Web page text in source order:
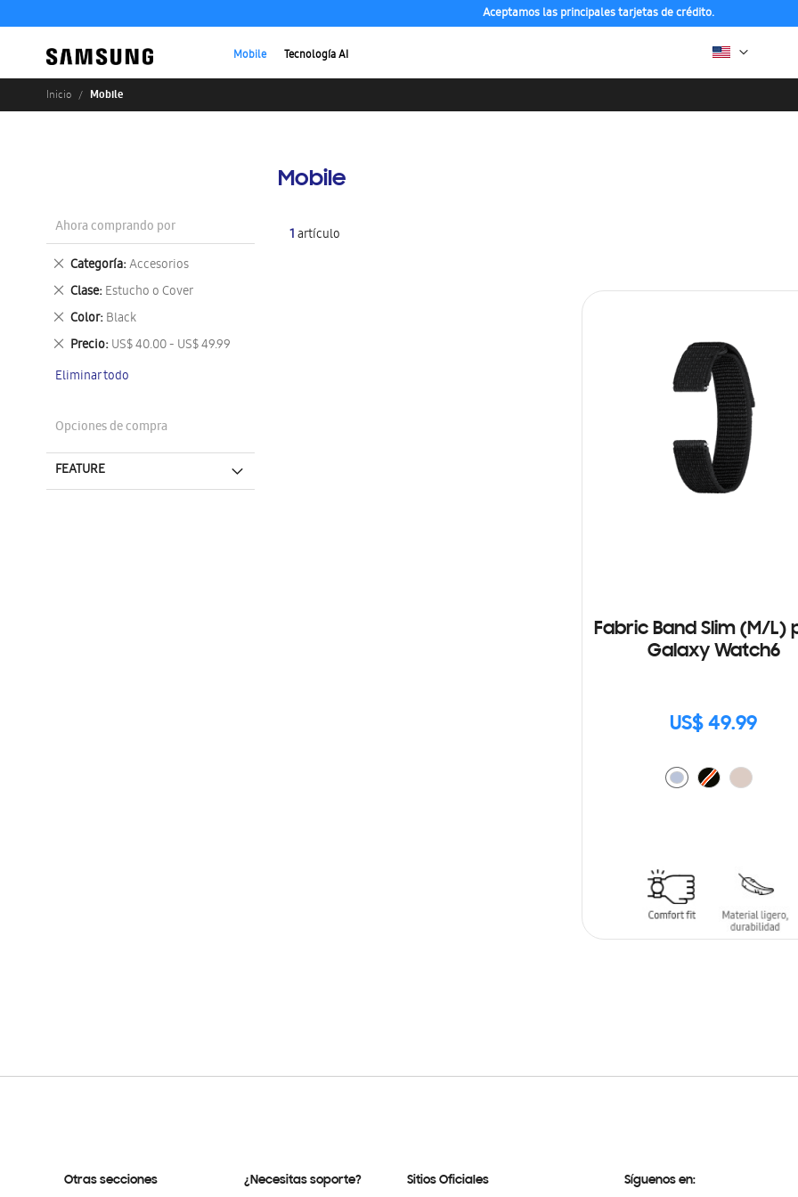
Aceptamos las principales tarjetas de crédito.
Mobile Tecnología AI
Inicio Mobile
Mobile
1artículo
Fabric Band Slim (M/L)
Galaxy Watch6
US$ 49.99
Ahora comprando por
Categoría Accesorios
Eliminar
este
artículo
Clase Estucho o Cover
Eliminar
este
artículo
Color Black
Eliminar
este
artículo
Precio US$ 40.00 - US$ 49.99
Eliminar
artículo
Eliminar todo
Opciones de compra
FEATURE
Otras secciones ¿Necesitas soporte? Sitios Oficiales Síguenos en: